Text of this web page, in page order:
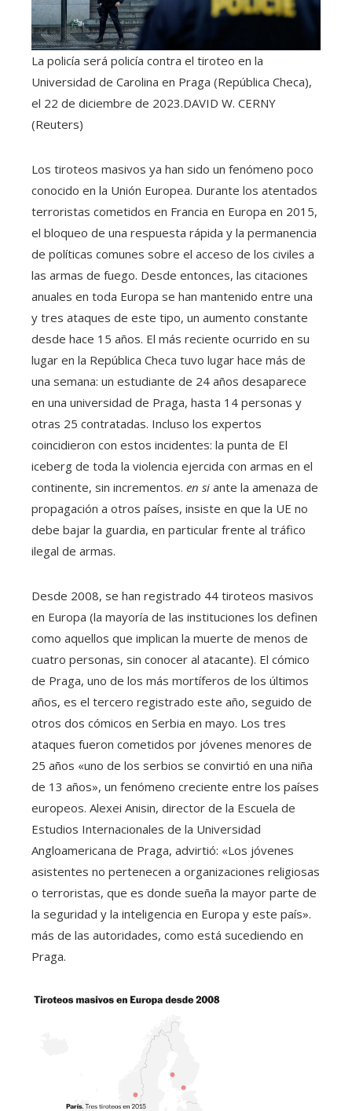
La policía será policía contra el tiroteo en la
Universidad de Carolina en Praga (República Checa),
el 22 de diciembre de 2023.DAVID W. CERNY
(Reuters)
Los tiroteos masivos ya han sido un fenómeno poco
conocido en la Unión Europea. Durante los atentados
terroristas cometidos en Francia en Europa en 2015,
el bloqueo de una respuesta rápida y la permanencia
de políticas comunes sobre el acceso de los civiles a
las armas de fuego. Desde entonces, las citaciones
anuales en toda Europa se han mantenido entre una
y tres ataques de este tipo, un aumento constante
desde hace 15 años. El más reciente ocurrido en su
lugar en la República Checa tuvo lugar hace más de
una semana: un estudiante de 24 años desaparece
en una universidad de Praga, hasta 14 personas y
otras 25 contratadas. Incluso los expertos
coincidieron con estos incidentes: la punta de El
iceberg de toda la violencia ejercida con armas en el
continente, sin incrementos. en si ante la amenaza de
propagación a otros países, insiste en que la UE no
debe bajar la guardia, en particular frente al tráfico
ilegal de armas.
Desde 2008, se han registrado 44 tiroteos masivos
en Europa (la mayoría de las instituciones los definen
como aquellos que implican la muerte de menos de
cuatro personas, sin conocer al atacante). El cómico
de Praga, uno de los más mortíferos de los últimos
años, es el tercero registrado este año, seguido de
otros dos cómicos en Serbia en mayo. Los tres
ataques fueron cometidos por jóvenes menores de
25 años «uno de los serbios se convirtió en una niña
de 13 años», un fenómeno creciente entre los países
europeos. Alexei Anisin, director de la Escuela de
Estudios Internacionales de la Universidad
Angloamericana de Praga, advirtió: «Los jóvenes
asistentes no pertenecen a organizaciones religiosas
o terroristas, que es donde sueña la mayor parte de
la seguridad y la inteligencia en Europa y este país».
más de las autoridades, como está sucediendo en
Praga.